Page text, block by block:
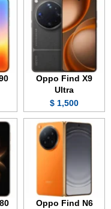
Oppo Find X9
Ultra
1,500 $
Oppo Find N6